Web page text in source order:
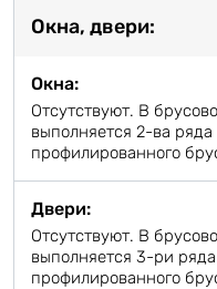
Окна, двери:
Окна:
Отсутствуют. В
выполняется 2-ва ряда
профилированного
Двери:
Отсутствуют. В
выполняется 3-ри
профилированного